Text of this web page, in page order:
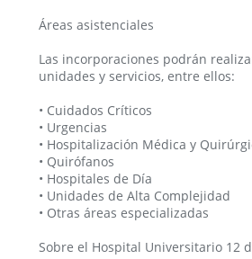
Áreas asistenciales
Las incorporaciones podrán
unidades y servicios, entre ellos:
• Cuidados Críticos
• Urgencias
• Hospitalización Médica y
• Quirófanos
• Hospitales de Día
• Unidades de Alta Complejidad
• Otras áreas especializadas
Sobre el Hospital Universitario 12